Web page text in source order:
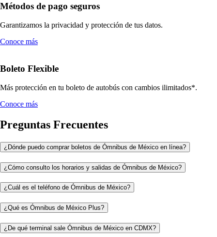
Métodos de pago seguros
Garantizamos la privacidad y protección de tus datos.
Conoce más
Boleto Flexible
Más protección en tu boleto de autobús con cambios ilimitados*.
Conoce más
Preguntas Frecuentes
¿Dónde puedo comprar boletos de Ómnibus de México en línea?
¿Cómo consulto los horarios y salidas de Ómnibus de México?
¿Cuál es el teléfono de Ómnibus de México?
¿Qué es Ómnibus de México Plus?
¿De qué terminal sale Ómnibus de México en CDMX?